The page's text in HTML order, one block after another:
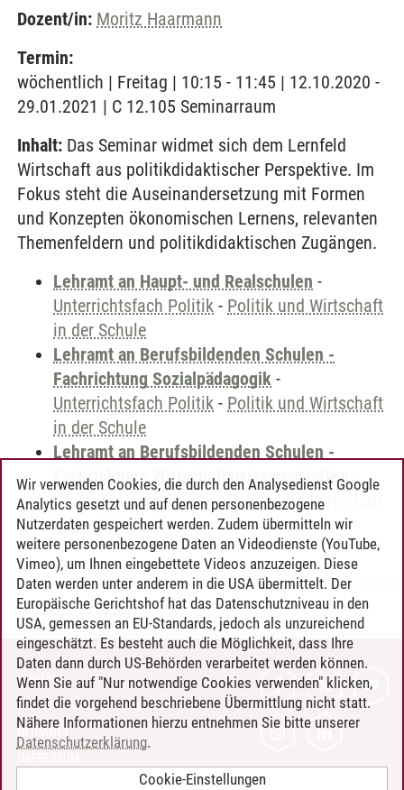
Dozent/in: Moritz Haarmann
Termin:
wöchentlich | Freitag | 10:15 - 11:45 | 12.10.2020 -
29.01.2021 | C 12.105 Seminarraum
Inhalt: Das Seminar widmet sich dem Lernfeld
Wirtschaft aus politikdidaktischer Perspektive. Im
Fokus steht die Auseinandersetzung mit Formen
und Konzepten ökonomischen Lernens, relevanten
Themenfeldern und politikdidaktischen Zugängen.
Lehramt an Haupt- und Realschulen -
Unterrichtsfach Politik - Politik und Wirtschaft
in der Schule
Lehramt an Berufsbildenden Schulen -
Fachrichtung Sozialpädagogik -
Unterrichtsfach Politik - Politik und Wirtschaft
in der Schule
Lehramt an Berufsbildenden Schulen -
Fachrichtung Wirtschaftswissenschaften-
Unterrichtsfach Politik-Politik und Wirtschaft
in der Schule
Timo Leder/30.06.2024
KONTAKT
LEUPHANA ALS ARBEITGEBER
INTRANET
Wir verwenden Cookies, die durch den Analysedienst Google
Analytics gesetzt und auf denen personenbezogene
Nutzerdaten gespeichert werden. Zudem übermitteln wir
weitere personenbezogene Daten an Videodienste (YouTube,
Vimeo), um Ihnen eingebettete Videos anzuzeigen. Diese
Daten werden unter anderem in die USA übermittelt. Der
Europäische Gerichtshof hat das Datenschutzniveau in den
USA, gemessen an EU-Standards, jedoch als unzureichend
eingeschätzt. Es besteht auch die Möglichkeit, dass Ihre
Daten dann durch US-Behörden verarbeitet werden können.
Wenn Sie auf "Nur notwendige Cookies verwenden" klicken,
findet die vorgehend beschriebene Übermittlung nicht statt.
Nähere Informationen hierzu entnehmen Sie bitte unserer
Datenschutzerklärung.
Cookie-Einstellungen